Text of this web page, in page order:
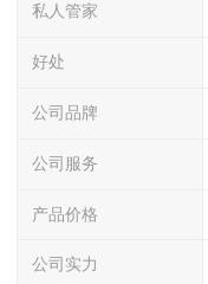
私人管家
好处
公司品牌
公司服务
产品价格
公司实力